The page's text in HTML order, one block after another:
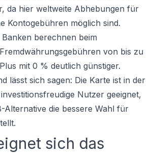
da hier weltweite Abhebungen für
Kontogebühren möglich sind.
berechnen beim
von bis zu
mit 0 % deutlich günstiger.
lässt sich sagen: Die Karte ist in der
Nutzer geeignet,
Alternative die bessere Wahl für
sich das